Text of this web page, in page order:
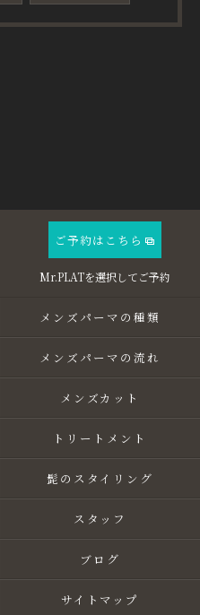
ご予約はこちら
メンズパーマの種類
メンズパーマの流れ
メンズカット
トリートメント
髭のスタイリング
スタッフ
ブログ
サイトマップ